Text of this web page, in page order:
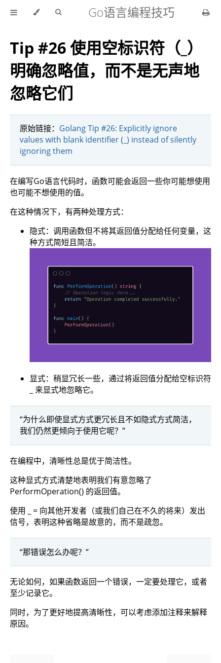
Go语言编程技巧
Tip #26 使用空标识符（_）
明确忽略值，而不是无声地
忽略它们
原始链接： Golang Tip #26: Explicitly ignore
values with blank identifier (_) instead of silently
ignoring them
在编写Go语言代码时，函数可能会返回一些你可能想使用
也可能不想使用的值。
在这种情况下，有两种处理方式：
隐式：调用函数但不将其返回值分配给任何变量，这
种方式简短且简洁。
显式：稍显冗长一些，通过将返回值分配给空标识符
_ 来显式地忽略它。
“为什么即使显式方式更冗长且不如隐式方式简洁，
我们仍然更倾向于使用它呢？”
在编程中，清晰性总是优于简洁性。
这种显式方式清楚地表明我们有意忽略了
PerformOperation() 的返回值。
使用 _ = 向其他开发者（或我们自己在不久的将来）发出
信号，表明这种省略是故意的，而不是疏忽。
“那错误怎么办呢？”
无论如何，如果函数返回一个错误，一定要处理它，或者
至少记录它。
同时，为了更好地提高清晰性，可以考虑添加注释来解释
原因。